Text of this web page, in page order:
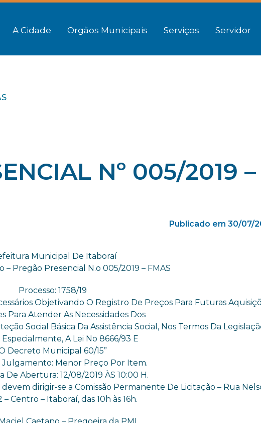
A Cidade Orgãos Municipais Serviços Servidor
Nº 005/2019 –
Publicado em 30/07/
Municipal De Itaboraí
– Pregão Presencial N.o 005/2019 – FMAS
Processo: 1758/19
Objetivando O Registro De Preços Para Futuras
Para Atender As Necessidades Dos
Social Básica Da Assistência Social, Nos Termos Da
A Lei No 8666/93 E
Decreto Municipal 60/15”
Julgamento: Menor Preço Por Item.
De Abertura: 12/08/2019 ÀS 10:00 H.
dirigir-se a Comissão Permanente De Licitação – Rua
– Centro – Itaboraí, das 10h às 16h.